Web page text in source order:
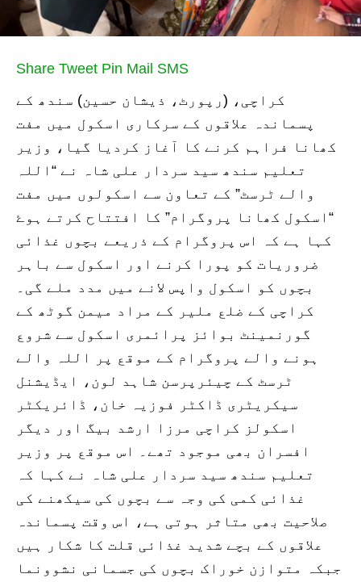
Share Tweet Pin Mail SMS
کراچی، (رپورٹ، ذیشان حسین) سندھ کے
پسماندہ علاقوں کے سرکاری اسکول میں مفت
کھانا فراہم کرنے کا آغاز کردیا گیا، وزیر
تعلیم سندھ سید سردار علی شاہ نے “اللہ
والے ٹرسٹ” کے تعاون سے اسکولوں میں مفت
“اسکول کھانا پروگرام” کا افتتاح کرتے ہوۓ
کہا ہے کہ اس پروگرام کے ذریعے بچوں غذائی
ضروریات کو پورا کرنے اور اسکول سے باہر
بچوں کو اسکول واپس لانے میں مدد ملے گی۔
کراچی کے ضلع ملیر کے مراد میمن گوٹھ کے
گورنمینٹ بوائز پرائمری اسکول سے شروع
ہونے والے پروگرام کے موقع پر اللہ والے
ٹرسٹ کے چیئرپرسن شاہد لون، ایڈیشنل
سیکریٹری ڈاکٹر فوزیہ خان، ڈائریکٹر
اسکولز کراچی مرزا ارشد بیگ اور دیگر
افسران بھی موجود تھے۔ اس موقع پر وزیر
تعلیم سندھ سید سردار علی شاہ نے کہا کہ
غذائی کمی کی وجہ سے بچوں کی سیکھنے کی
صلاحیت بھی متاثر ہوتی ہے، اس وقت پسماندہ
علاقوں کے بچے شدید غذائی قلت کا شکار ہیں
جبکہ متوازن خوراک بچوں کی جسمانی نشوونما